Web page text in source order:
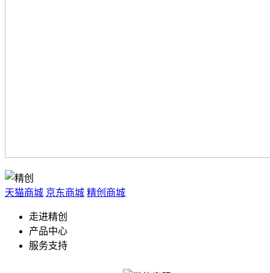
天猫商城 京东商城 精创商城
走进精创
产品中心
服务支持